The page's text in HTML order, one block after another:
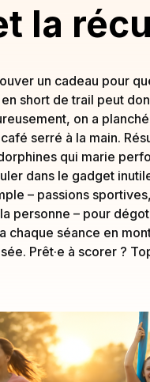
la
un cadeau pour
short de trail peut
on a
serré à la main.
qui marie
dans le gadget
– passions
personne – pour
chaque séance en
Prêt·e à scorer ?